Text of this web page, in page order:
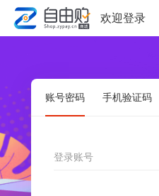
欢迎登录
账号密码 手机验证码
登录账号